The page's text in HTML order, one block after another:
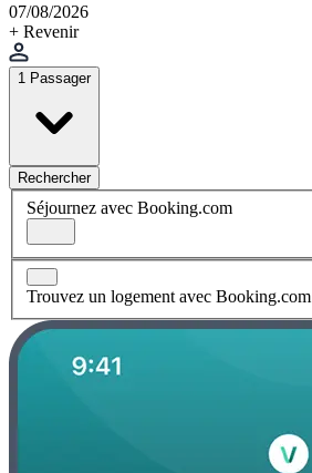
07/08/2026
+ Revenir
1 Passager
Rechercher
Séjournez avec Booking.com
Trouvez un logement avec Booking.com